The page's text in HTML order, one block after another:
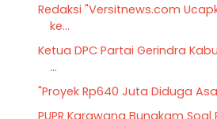
Redaksi "Versitnews.com
ke...
Ketua DPC Partai Gerindra
...
"Proyek Rp640 Juta Diduga
PUPR Karawang Bungkam